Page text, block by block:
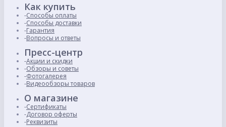
Как купить
Способы оплаты
Способы доставки
Гарантия
Вопросы и ответы
Пресс-центр
Акции и скидки
Обзоры и советы
Фотогалерея
Видеообзоры товаров
О магазине
Сертификаты
Договор оферты
Реквизиты